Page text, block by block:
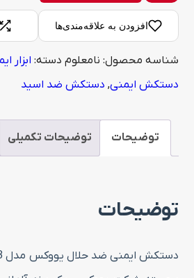
ایمنی
ضد
حلال
یووکس
NF33
عدد
افزودن به علاقه‌مندی‌ها
شناسه محصول: نامعلوم دسته: ابزار
دستکش ایمنی, دستکش ضد اسید
توضیحات توضیحات تکمیلی
توضیحات